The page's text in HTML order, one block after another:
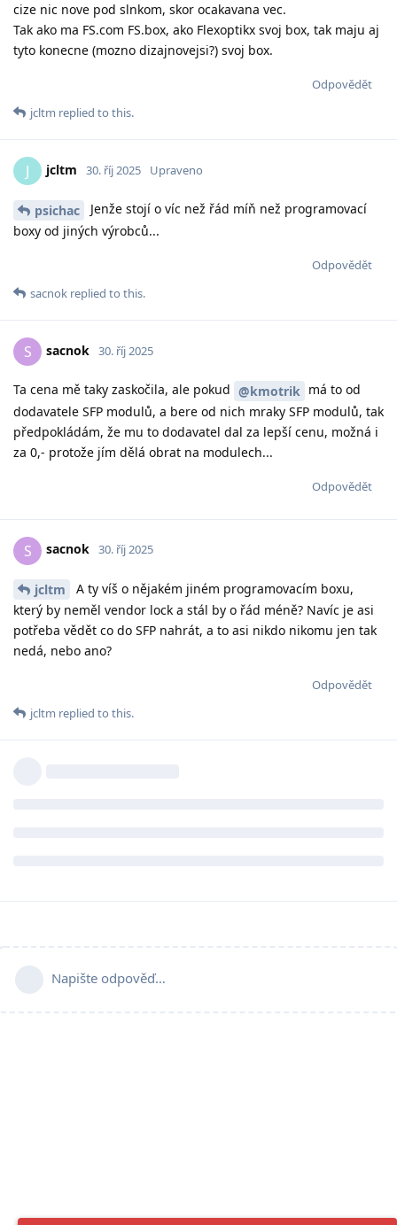
cize nic nove pod slnkom, skor ocakavana vec.
Tak ako ma FS.com FS.box, ako Flexoptikx svoj box, tak maju aj
tyto konecne (mozno dizajnovejsi?) svoj box.
Odpovědět
jcltm replied to this.
J jcltm 30. říj 2025 Upraveno
psichac
Jenže stojí o víc než řád míň než programovací
boxy od jiných výrobců...
Odpovědět
sacnok replied to this.
S sacnok 30. říj 2025
Ta cena mě taky zaskočila, ale pokud @kmotrik má to od
dodavatele SFP modulů, a bere od nich mraky SFP modulů, tak
předpokládám, že mu to dodavatel dal za lepší cenu, možná i
za 0,- protože jím dělá obrat na modulech...
Odpovědět
S sacnok 30. říj 2025
jcltm
A ty víš o nějakém jiném programovacím boxu,
který by neměl vendor lock a stál by o řád méně? Navíc je asi
potřeba vědět co do SFP nahrát, a to asi nikdo nikomu jen tak
nedá, nebo ano?
Odpovědět
jcltm replied to this.
Napište odpověď…